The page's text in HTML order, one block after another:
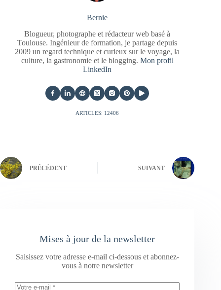
Bernie
Blogueur, photographe et rédacteur web basé à
Toulouse. Ingénieur de formation, je partage depuis
2009 un regard technique et curieux sur le voyage, la
culture, la gastronomie et le blogging. Mon profil
LinkedIn
ARTICLES: 12406
PRÉCÉDENT SUIVANT
Mises à jour de la newsletter
Saisissez votre adresse e-mail ci-dessous et abonnez-
vous à notre newsletter